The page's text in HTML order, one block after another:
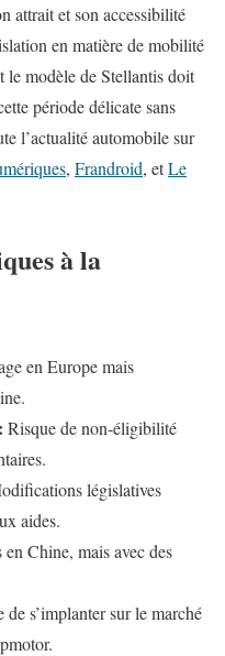
attrait et son accessibilité
en matière de mobilité
le modèle de Stellantis doit
période délicate sans
l’actualité automobile sur
, Frandroid, etLe
à la
en Europe mais
Risque de non-éligibilité
législatives
aides.
en Chine, mais avec des
de s’implanter sur le marché